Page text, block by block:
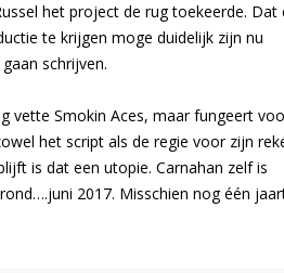
het project de rug toekeerde. Dat
te krijgen moge duidelijk zijn nu
schrijven.
vette Smokin Aces, maar fungeert
het script als de regie voor zijn
is dat een utopie. Carnahan zelf is
2017. Misschien nog één